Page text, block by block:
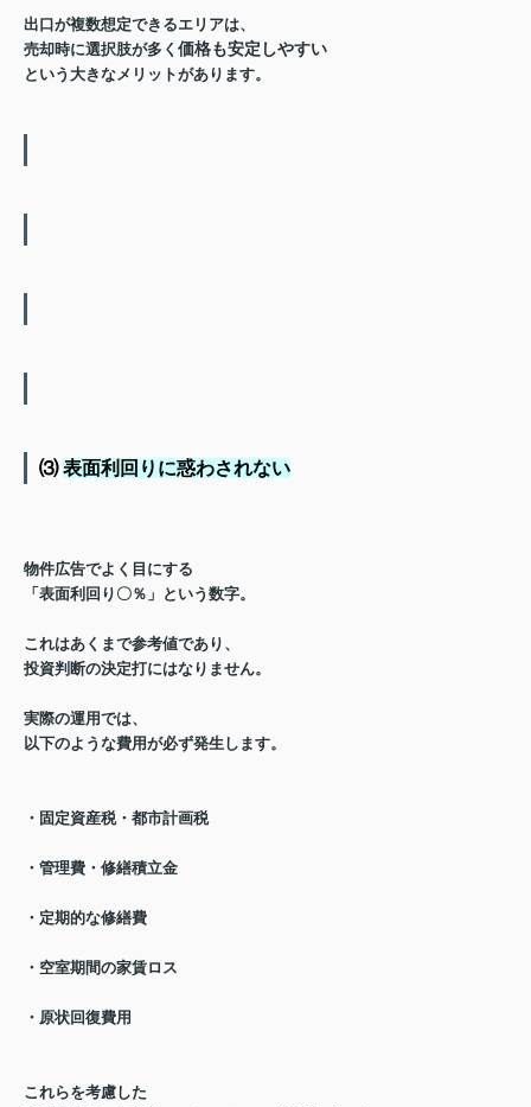
出口が複数想定できるエリアは、
売却時に選択肢が多く 価格も安定しやすい
という 大きなメリットがあります。
⑶表面利回りに惑わされない
物件広告でよく目にする
「表面利回り〇％」という数字。
これはあくまで参考値であり、
投資判断の決定打にはなりません。
実際の運用では、
以下のような費用が必ず発生します。
・固定資産税・都市計画税
・管理費・修繕積立金
・定期的な修繕費
・空室期間の家賃ロス
・原状回復費用
これらを考慮した